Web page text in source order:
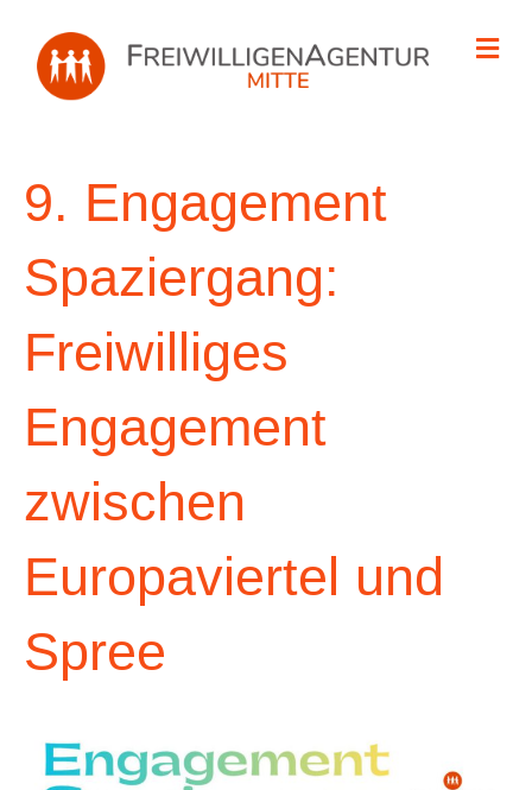
9. Engagement
Spaziergang:
Freiwilliges
Engagement
zwischen
Europaviertel und
Spree